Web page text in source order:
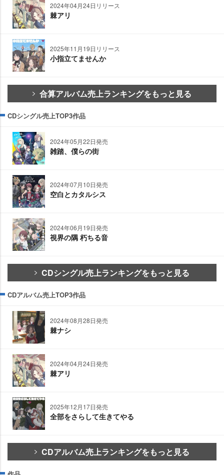
2024年04月24日リリース
棘アリ
2025年11月19日リリース
小指立てませんか
合算アルバム売上ランキングをもっと見る
CDシングル売上TOP3作品
2024年05月22日発売
雑踏、僕らの街
2024年07月10日発売
空白とカタルシス
2024年06月19日発売
視界の隅 朽ちる音
CDシングル売上ランキングをもっと見る
CDアルバム売上TOP3作品
2024年08月28日発売
棘ナシ
2024年04月24日発売
棘アリ
2025年12月17日発売
全部をさらして生きてやる
CDアルバム売上ランキングをもっと見る